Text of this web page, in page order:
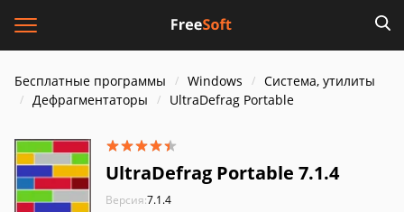
Бесплатные программы Windows
Система, утилиты
Дефрагментаторы
UltraDefrag Portable
UltraDefrag Portable 7.1.4
Версия:7.1.4